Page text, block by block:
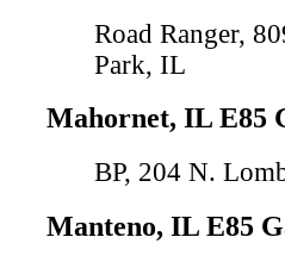
Road Ranger,
Park, IL
Mahornet, IL E85
BP, 204 N.
Manteno, IL E85